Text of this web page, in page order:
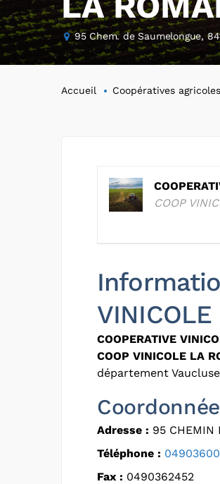
95 Chem. de Saumelongue,
Accueil Coopératives agricoles
COOP
VINICOLE
COOPERATIVE
COOP VINICOLE LA
département
Adresse : 95 CHEMIN
Téléphone :
Fax : 0490362452